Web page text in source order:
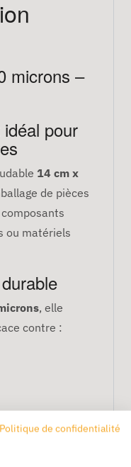
microns –
pour
14 cm x
de pièces
ou matériels
, elle
contre :
Politique de confidentialité